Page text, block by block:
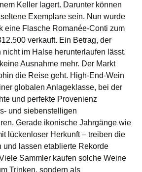
Keller lagert. Darunter können
Exemplare sein. Nun wurde
eine Flasche Romanée-Conti zum
verkauft. Ein Betrag, der
im Halse herunterlaufen lässt.
Ausnahme mehr. Der Markt
die Reise geht. High-End-Wein
globalen Anlageklasse, bei der
und perfekte Provenienz
und siebenstelligen
Gerade ikonische Jahrgänge wie
lückenloser Herkunft – treiben die
und lassen etablierte Rekorde
Sammler kaufen solche Weine
Trinken, sondern als